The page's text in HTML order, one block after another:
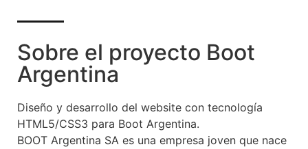
Sobre el proyecto Boot
Argentina
Diseño y desarrollo del website con tecnología
HTML5/CSS3 para Boot Argentina.
BOOT Argentina SA es una empresa joven que nace